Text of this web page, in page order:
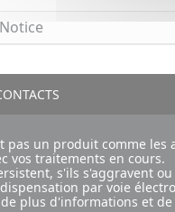
pas un produit comme
vos traitements en cours.
s'ils s'aggravent
par voie
plus d'informations et de